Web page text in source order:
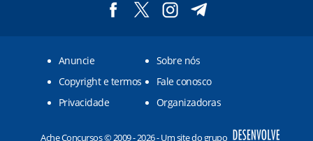
Anuncie
Sobre nós
Copyright e termos
Fale conosco
Privacidade
Organizadoras
Ache Concursos © 2009 - 2026 - Um site do grupo